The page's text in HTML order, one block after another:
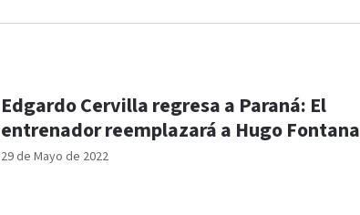
29 de Mayo de 2022
Edgardo Cervilla regresa a Paraná: El
entrenador reemplazará a Hugo Fontana